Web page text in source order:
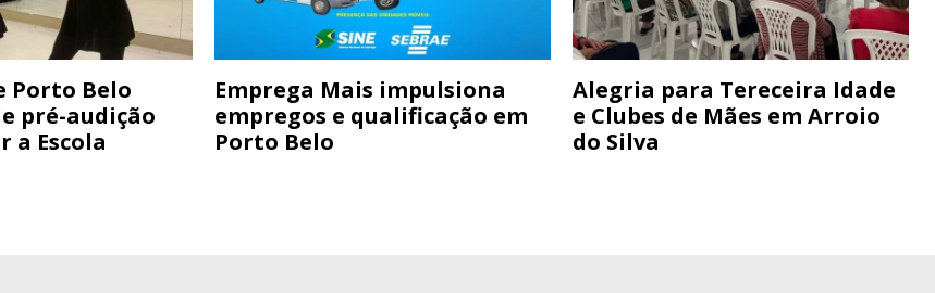
Porto Belo
pré-audição
a Escola
Emprega Mais impulsiona
empregos e qualificação em
Porto Belo
Alegria para Tereceira Idade
e Clubes de Mães em Arroio
do Silva